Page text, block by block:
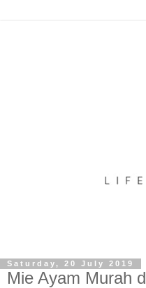
Saturday, 20 July 2019
Mie Ayam Murah